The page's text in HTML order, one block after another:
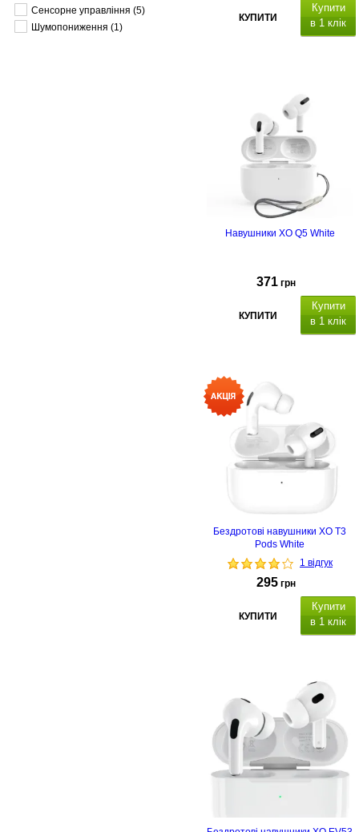
Сенсорне управління (5)
Шумопониження (1)
КУПИТИ
Купити
в 1 клік
Навушники XO Q5 White
371 грн
КУПИТИ
Купити
в 1 клік
Бездротові навушники XO T3
Pods White
1 відгук
295 грн
КУПИТИ
Купити
в 1 клік